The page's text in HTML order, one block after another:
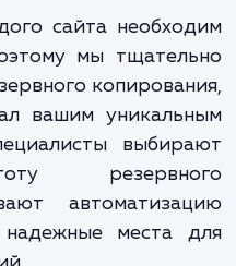
надежное
сайта. Мы
его структуры
данные важны
быть
данных,